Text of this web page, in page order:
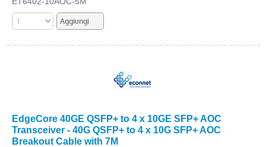
EdgeCore 40GE QSFP+ to 4 x 10GE SFP+ AOC
Transceiver - 40G QSFP+ to 4 x 10G SFP+ AOC
Breakout Cable with 7M